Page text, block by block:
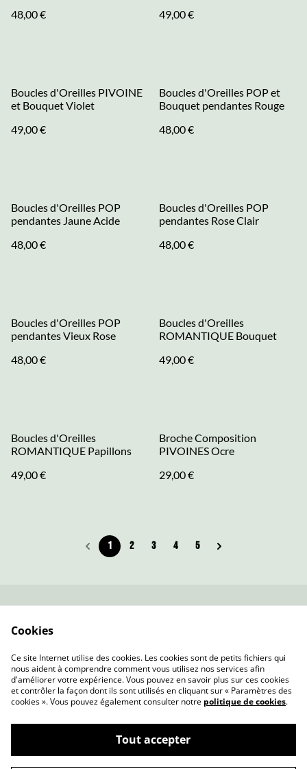
48,00 €
49,00 €
Boucles d'Oreilles PIVOINE
et Bouquet Violet
49,00 €
Boucles d'Oreilles POP et
Bouquet pendantes Rouge
48,00 €
Boucles d'Oreilles POP
pendantes Jaune Acide
48,00 €
Boucles d'Oreilles POP
pendantes Rose Clair
48,00 €
Boucles d'Oreilles POP
pendantes Vieux Rose
48,00 €
Boucles d'Oreilles
ROMANTIQUE Bouquet
49,00 €
Boucles d'Oreilles
ROMANTIQUE Papillons
49,00 €
Broche Composition
PIVOINES Ocre
29,00 €
1 2 3 4 5
confidentialité
©2026
Les Botanes - Accessoires textiles
d'exception, conçus en France
Cookies
Ce site Internet utilise des cookies. Les cookies sont de petits fichiers qui
nous aident à comprendre comment vous utilisez nos services afin
d'améliorer votre expérience. Vous pouvez en savoir plus sur ces cookies
et contrôler la façon dont ils sont utilisés en cliquant sur « Paramètres des
cookies ». Vous pouvez également consulter notre politique de cookies.
Tout accepter